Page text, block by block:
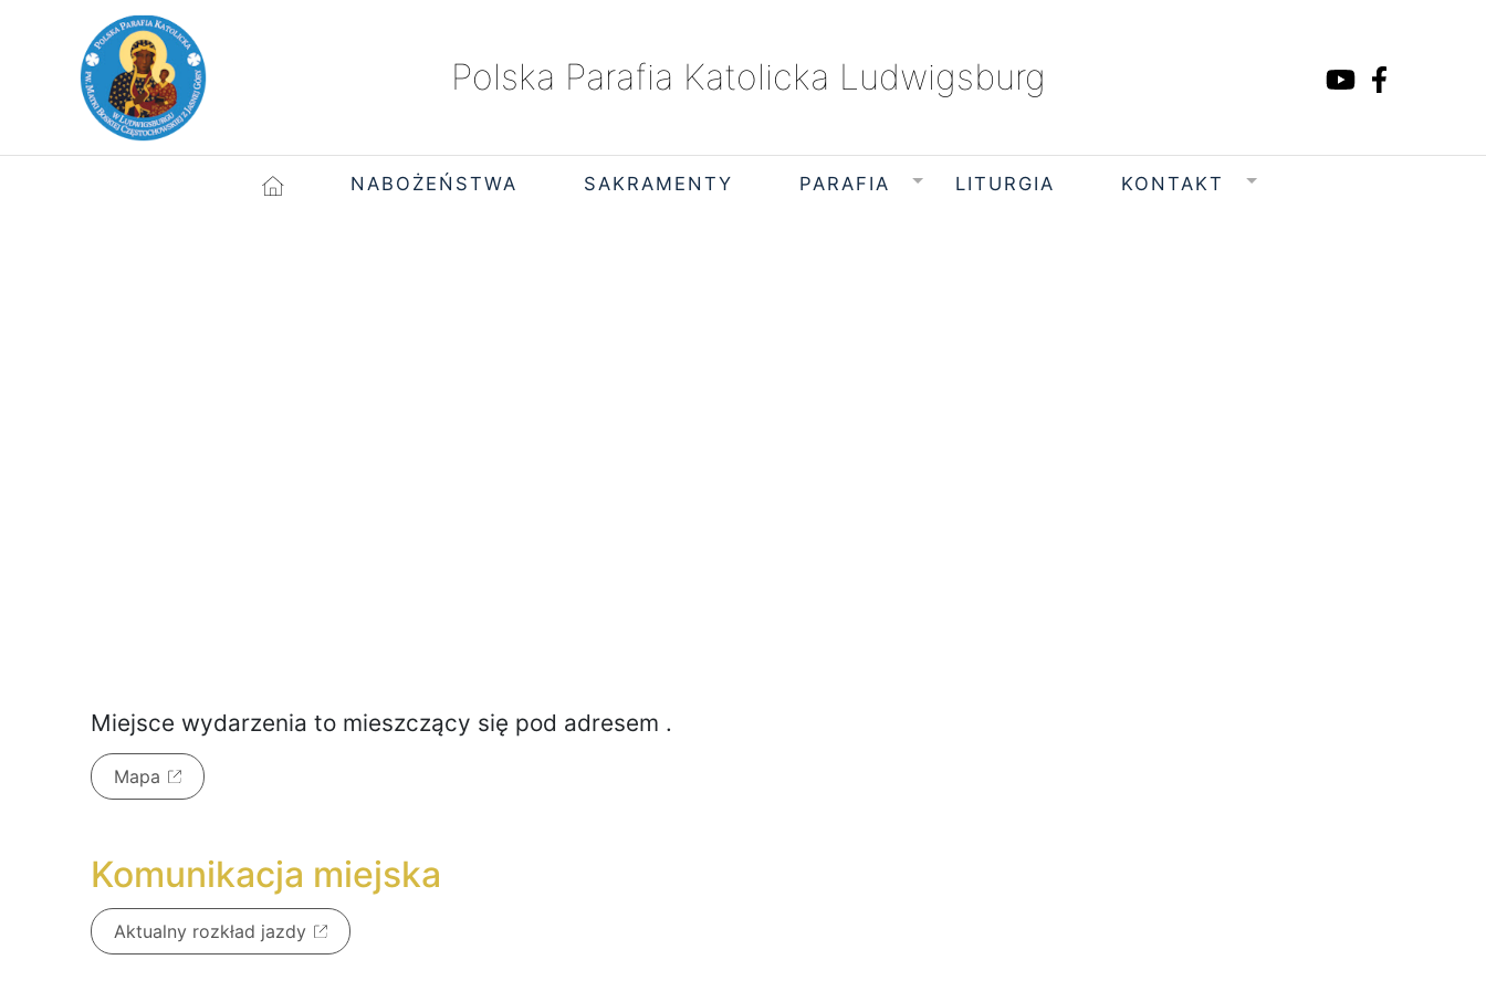
Polska Parafia Katolicka Ludwigsburg
NABOŻEŃSTWA SAKRAMENTY PARAFIA LITURGIA KONTAKT
Miejsce wydarzenia to mieszczący się pod adresem .
Mapa
Komunikacja miejska
Aktualny rozkład jazdy